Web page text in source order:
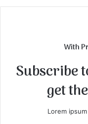
With
Subscribe
get
Lorem